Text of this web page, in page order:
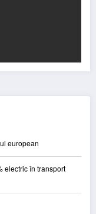
european
electric în transport